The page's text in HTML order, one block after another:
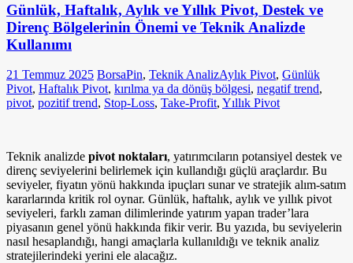
Günlük, Haftalık, Aylık ve Yıllık Pivot, Destek ve
Direnç Bölgelerinin Önemi ve Teknik Analizde
Kullanımı
21 Temmuz 2025 BorsaPin, Teknik AnalizAylık Pivot, Günlük
Pivot, Haftalık Pivot, kırılma ya da dönüş bölgesi, negatif trend,
pivot, pozitif trend, Stop-Loss, Take-Profit, Yıllık Pivot
Teknik analizde pivot noktaları, yatırımcıların potansiyel destek ve
direnç seviyelerini belirlemek için kullandığı güçlü araçlardır. Bu
seviyeler, fiyatın yönü hakkında ipuçları sunar ve stratejik alım-satım
kararlarında kritik rol oynar. Günlük, haftalık, aylık ve yıllık pivot
seviyeleri, farklı zaman dilimlerinde yatırım yapan trader’lara
piyasanın genel yönü hakkında fikir verir. Bu yazıda, bu seviyelerin
nasıl hesaplandığı, hangi amaçlarla kullanıldığı ve teknik analiz
stratejilerindeki yerini ele alacağız.